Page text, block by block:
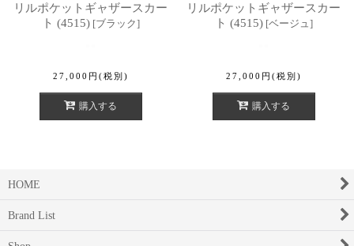
リルポケットギャザースカー
ト (4515) [ブラック]
27,000 円 (税別)
購入する
リルポケットギャザースカー
ト (4515) [ベージュ ]
27,000 円 (税別)
購入する
HOME
Brand List